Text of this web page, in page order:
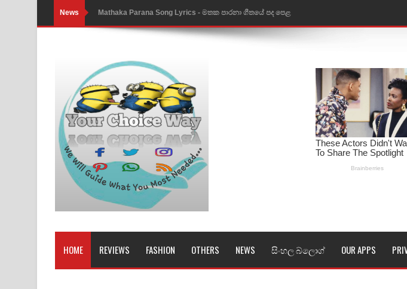
News Nimnadhen Song Lyrics - නිම්නාදෙන් ගීතයේ පද පෙළ
Obamai Mage Adare Song Lyrics - ඔබමයි මගේ ආදරේ ගීතයේ පද පෙළ
Pansal Gihin Song Lyrics - පන්සල් ගිහිං ගීතයේ පද පෙළ
Ankeliya Song Lyrics - අංකෙළිය ගීතයේ පද පෙළ
DEAR GOD Song Lyrics - ඩියර් ගෝඩ් ගීතයේ පද පෙළ
MANAMALA KATHA Song Lyrics - මනමාල කතා ගීතයේ පද පෙළ
Dai Dai Lyrics - Shakira, Burna Boy | 2026 football world cup song lyrics
Lassana Amma Song Lyrics - ලස්සන අම්මා ගීතයේ පද පෙළ
Gemak Deela Song Lyrics - ගේමක් දීලා ගීතයේ පද පෙළ
HOME REVIEWS FASHION OTHERS NEWS සිංහල බ්ලොග් OUR APPS